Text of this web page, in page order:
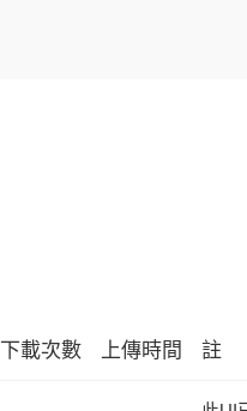
下載次數 上傳時間 註